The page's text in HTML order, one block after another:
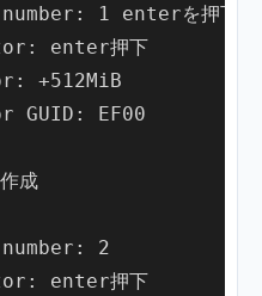
1 enterを押下
enter押下
+512MiB
GUID: EF00
成
2
enter押下